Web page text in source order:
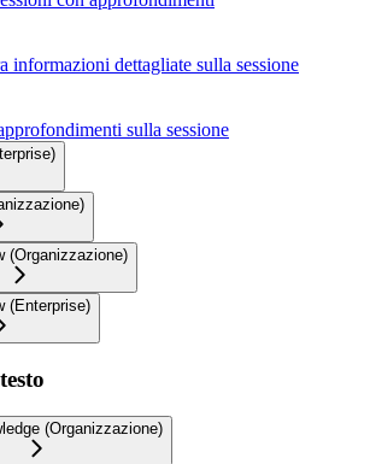
informazioni dettagliate sulla sessione
sulla sessione
(Organizzazione)
(Enterprise)
(Organizzazione)